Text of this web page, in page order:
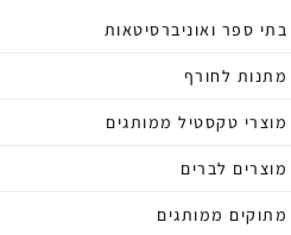
בתי ספר ואוניברסיטאות
מתנות לחורף
מוצרי טקסטיל ממותגים
מוצרים לברים
מתוקים ממותגים